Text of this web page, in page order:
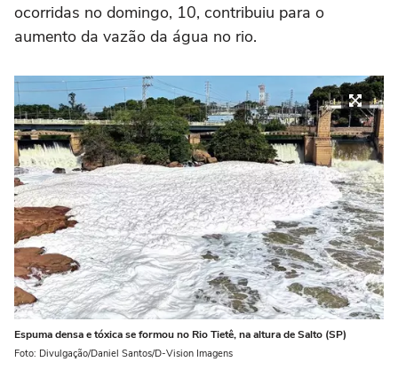
ocorridas no domingo, 10, contribuiu para o
aumento da vazão da água no rio.
Espuma densa e tóxica se formou no Rio Tietê, na altura de Salto (SP)
Foto: Divulgação/Daniel Santos/D-Vision Imagens